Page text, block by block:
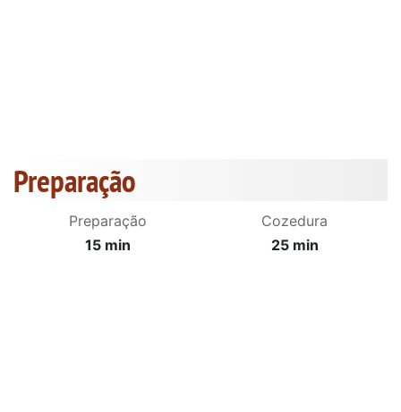
Preparação
Preparação
15 min
Cozedura
25 min